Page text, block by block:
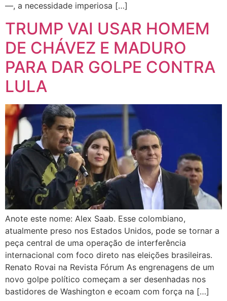
—, a necessidade imperiosa […]
TRUMP VAI USAR HOMEM
DE CHÁVEZ E MADURO
PARA DAR GOLPE CONTRA
LULA
Anote este nome: Alex Saab. Esse colombiano,
atualmente preso nos Estados Unidos, pode se tornar a
peça central de uma operação de interferência
internacional com foco direto nas eleições brasileiras.
Renato Rovai na Revista Fórum As engrenagens de um
novo golpe político começam a ser desenhadas nos
bastidores de Washington e ecoam com força na […]